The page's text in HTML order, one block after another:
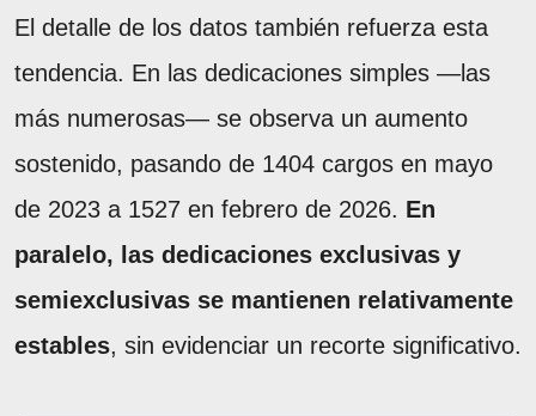
El detalle de los datos también refuerza esta
tendencia. En las dedicaciones simples —las
más numerosas— se observa un aumento
sostenido, pasando de 1404 cargos en mayo
de 2023 a 1527 en febrero de 2026. En
paralelo, las dedicaciones exclusivas y
semiexclusivas se mantienen relativamente
estables, sin evidenciar un recorte significativo.